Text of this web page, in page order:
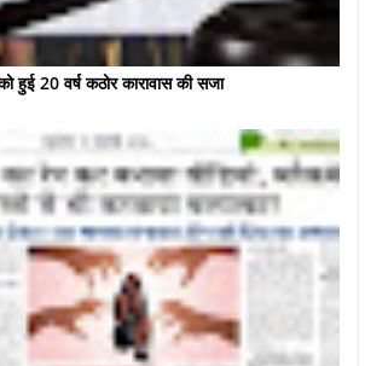
हुई 20 वर्ष कठोर कारावास की सजा